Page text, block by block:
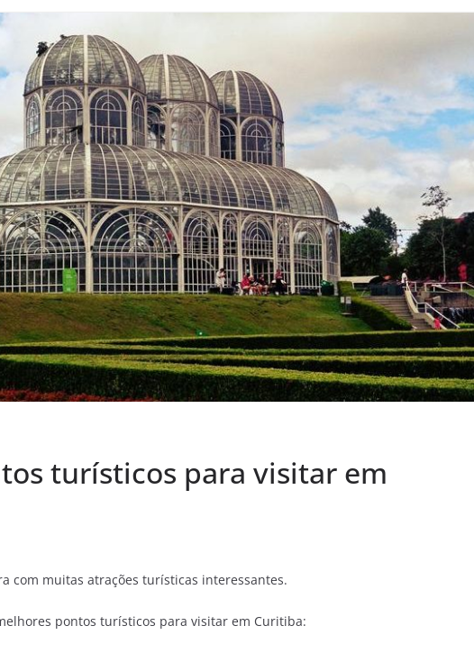
turísticos para visitar em
com muitas atrações turísticas interessantes.
pontos turísticos para visitar em Curitiba: